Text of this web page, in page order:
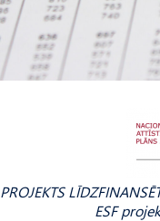
PROJEKTS
ESF